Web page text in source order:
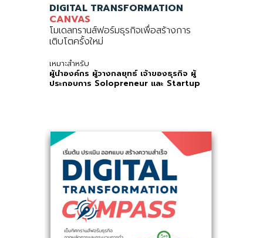
DIGITAL TRANSFORMATION
CANVAS
โมเดลทรานส์ฟอร์มธุรกิจเพื่อสร้างการ
เติบโตครั้งใหม่
เหมาะสำหรับ
ผู้นำองค์กร ผู้วางกลยุทธ์ เจ้าของธุรกิจ ผู้
ประกอบการ Solopreneur และ Startup